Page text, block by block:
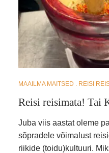
MAAILMA MAITSED REISI
Reisi reisimata! Tai
Juba viis aastat oleme
sõpradele võimalust
riikide (toidu)kultuuri.